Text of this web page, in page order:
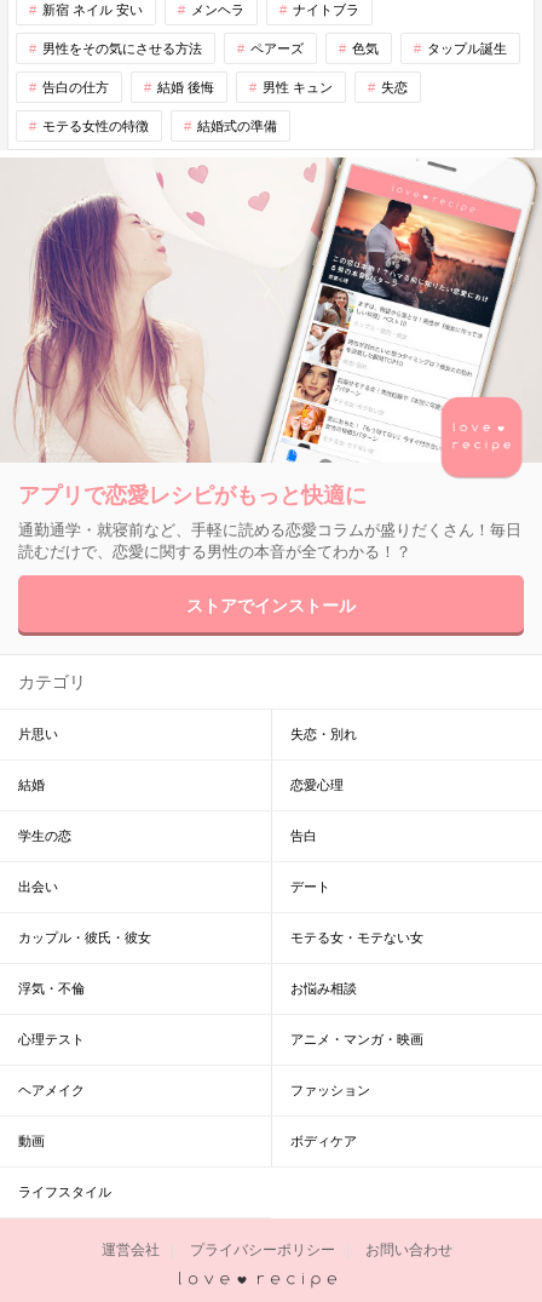
新宿 ネイル 安い メンヘラ ナイトブラ
男性をその気にさせる方法 ペアーズ 色気 タップル誕生
告白の仕方 結婚 後悔 男性 キュン 失恋
モテる女性の特徴 結婚式の準備
アプリで恋愛レシピがもっと快適に
通勤通学・就寝前など、手軽に読める恋愛コラムが盛りだくさん！毎日
読むだけで、恋愛に関する男性の本音が全てわかる！？
ストアでインストール
カテゴリ
片思い 失恋・別れ
結婚 恋愛心理
学生の恋 告白
出会い デート
カップル・彼氏・彼女 モテる女・モテない女
浮気・不倫 お悩み相談
心理テスト アニメ・マンガ・映画
ヘアメイク ファッション
動画 ボディケア
ライフスタイル
運営会社 プライバシーポリシー お問い合わせ